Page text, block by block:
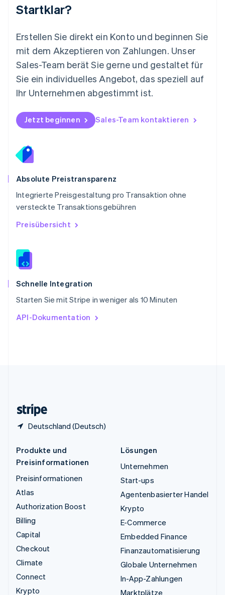
Startklar?
Erstellen Sie direkt ein Konto und beginnen Sie
mit dem Akzeptieren von Zahlungen. Unser
Sales-Team berät Sie gerne und gestaltet für
Sie ein individuelles Angebot, das speziell auf
Ihr Unternehmen abgestimmt ist.
Jetzt beginnen Sales-Team kontaktieren
Absolute Preistransparenz
Integrierte Preisgestaltung pro Transaktion ohne
versteckte Transaktionsgebühren
Preisübersicht
Schnelle Integration
Starten Sie mit Stripe in weniger als 10 Minuten
API-Dokumentation
Deutschland (Deutsch)
Nederlands English
Norwegen
Österreich
Polen
English
Portugal
Português English
Rumänien
Schweden
Svenska English
Deutsch
Singapur
English
Slowakei
Slowenien
EnglishItaliano
Sonderverwaltungsregion Hongkong,
Spanien
Thailand
ไทยEnglish
English
English
Produkte und
Preisinformationen
Preisinformationen
Atlas
Authorization Boost
Billing
Capital
Checkout
Climate
Connect
Krypto
Lösungen
Unternehmen
Start-ups
Agentenbasierter Handel
Krypto
E-Commerce
Embedded Finance
Finanzautomatisierung
Globale Unternehmen
In-App-Zahlungen
Marktplätze